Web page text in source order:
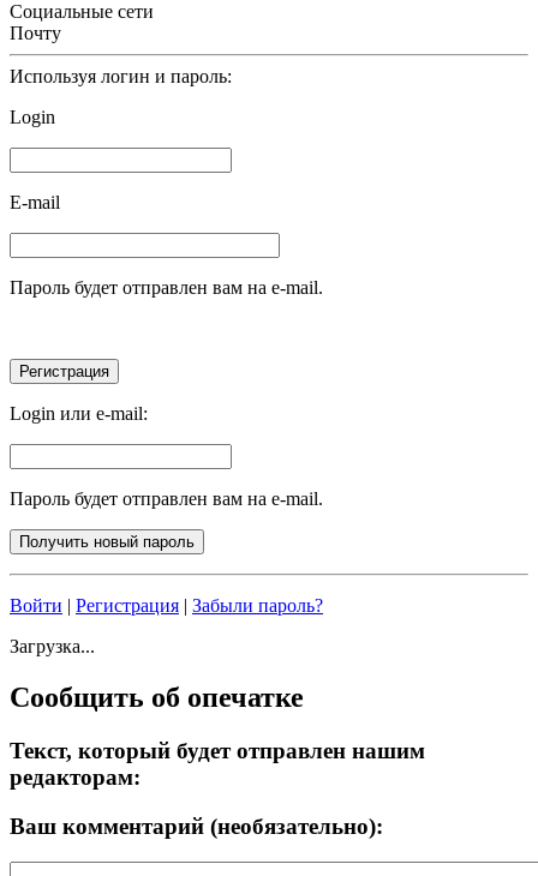
Социальные сети
Почту
Используя логин и пароль:
Login
E-mail
Пароль будет отправлен вам на e-mail.
Login или e-mail:
Пароль будет отправлен вам на e-mail.
Войти | Регистрация | Забыли пароль?
Загрузка...
Сообщить об опечатке
Текст, который будет отправлен нашим
редакторам:
Ваш комментарий (необязательно):